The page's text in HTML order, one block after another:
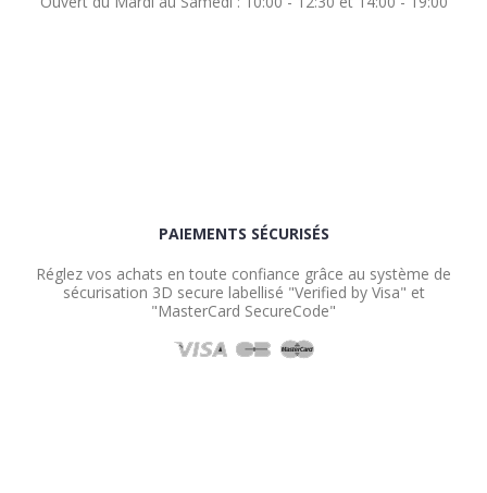
PAIEMENTS SÉCURISÉS
Réglez vos achats en toute confiance grâce au système de
sécurisation 3D secure labellisé "Verified by Visa" et
"MasterCard SecureCode"